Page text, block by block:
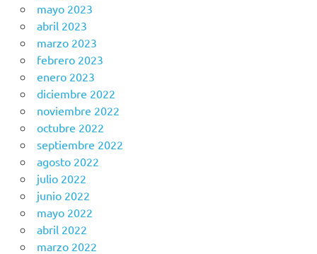
mayo 2023
abril 2023
marzo 2023
febrero 2023
enero 2023
diciembre 2022
noviembre 2022
octubre 2022
septiembre 2022
agosto 2022
julio 2022
junio 2022
mayo 2022
abril 2022
marzo 2022